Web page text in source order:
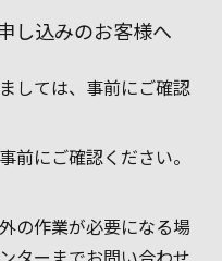
し込みのお客様へ
しては、事前にご確認
前にご確認ください。
の作業が必要になる場